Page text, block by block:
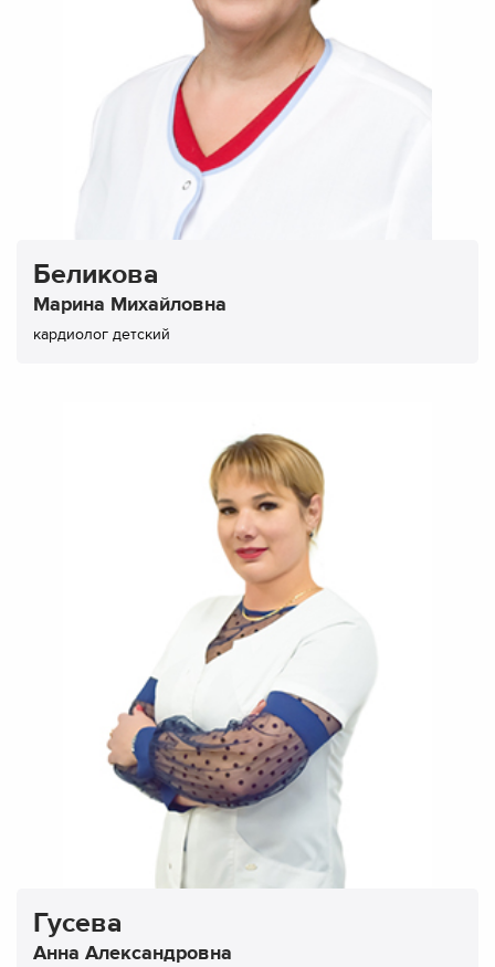
Беликова
Марина Михайловна
кардиолог детский
Гусева
Анна Александровна